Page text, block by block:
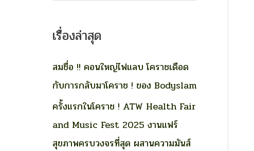
r
c
h
เรื่องล่าสุด
สมชื่อ !! คอนใหญ่ไฟแลบ โคราชเดือด
กับการกลับมาโคราช ! ของ Bodyslam
ครั้งแรกในโคราช ! ATW Health Fair
and Music Fest 2025 งานแฟร์
สุขภาพครบวงจรที่สุด ผสานความมันส์